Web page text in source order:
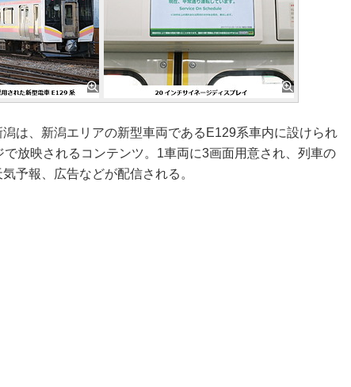
は、新潟エリアの新型車両であるE129系車内に設けられ
放映されるコンテンツ。1車両に3画面用意され、列車の
予報、広告などが配信される。